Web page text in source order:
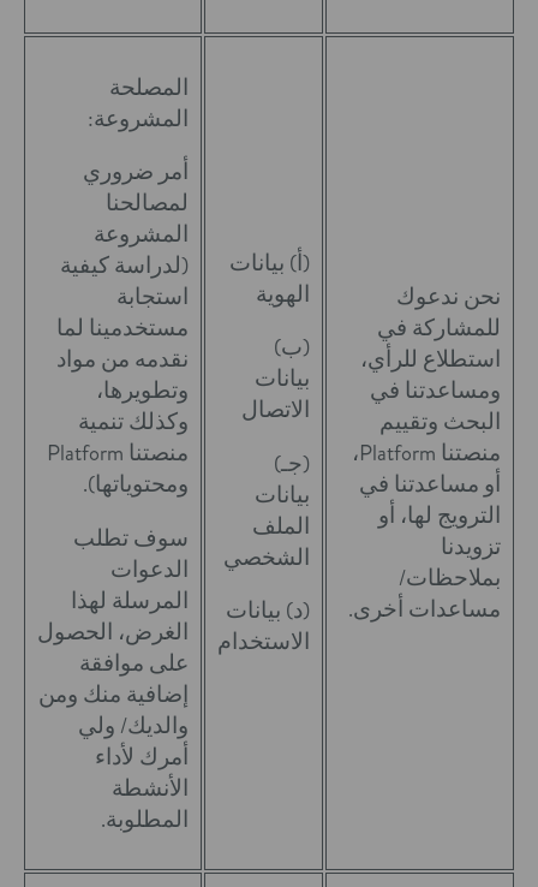
نحن ندعوك
للمشاركة في
استطلاع للرأي،
ومساعدتنا في
البحث وتقييم
منصتنا Platform،
أو مساعدتنا في
الترويج لها، أو
تزويدنا
بملاحظات/
مساعدات أخرى.
(أ) بيانات
الهوية
(ب)
بيانات
الاتصال
(جـ)
بيانات
الملف
الشخصي
(د) بيانات
الاستخدام
المصلحة
المشروعة:
أمر ضروري
لمصالحنا
المشروعة
(لدراسة كيفية
استجابة
مستخدمينا لما
نقدمه من مواد
وتطويرها،
وكذلك تنمية
منصتنا Platform
ومحتوياتها).
سوف تطلب
الدعوات
المرسلة لهذا
الغرض، الحصول
على موافقة
إضافية منك ومن
والديك/ ولي
أمرك لأداء
الأنشطة
المطلوبة.